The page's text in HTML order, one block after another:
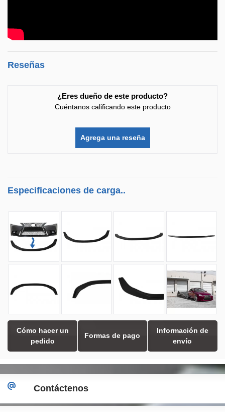
Reseñas
¿Eres dueño de este producto?
Cuéntanos calificando este producto
Agrega una reseña
Especificaciones de carga..
Cómo hacer un
pedido
Formas de pago
Información de
envío
Contáctenos